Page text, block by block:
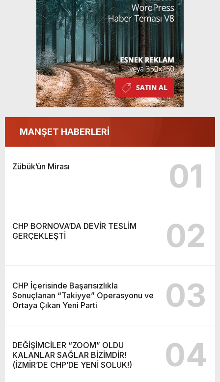
MANŞET HABERLERİ
Zübük’ün Mirası 01
CHP BORNOVA’DA DEVİR TESLİM
GERÇEKLEŞTİ
02
CHP İçerisinde Başarısızlıkla
Sonuçlanan “Takiyye” Operasyonu ve
Ortaya Çıkan Yeni Parti
03
DEĞİŞİMCİLER “ZOOM” OLDU
KALANLAR SAĞLAR BİZİMDİR!
(İZMİR’DE CHP’DE YENİ SOLUK!)
04